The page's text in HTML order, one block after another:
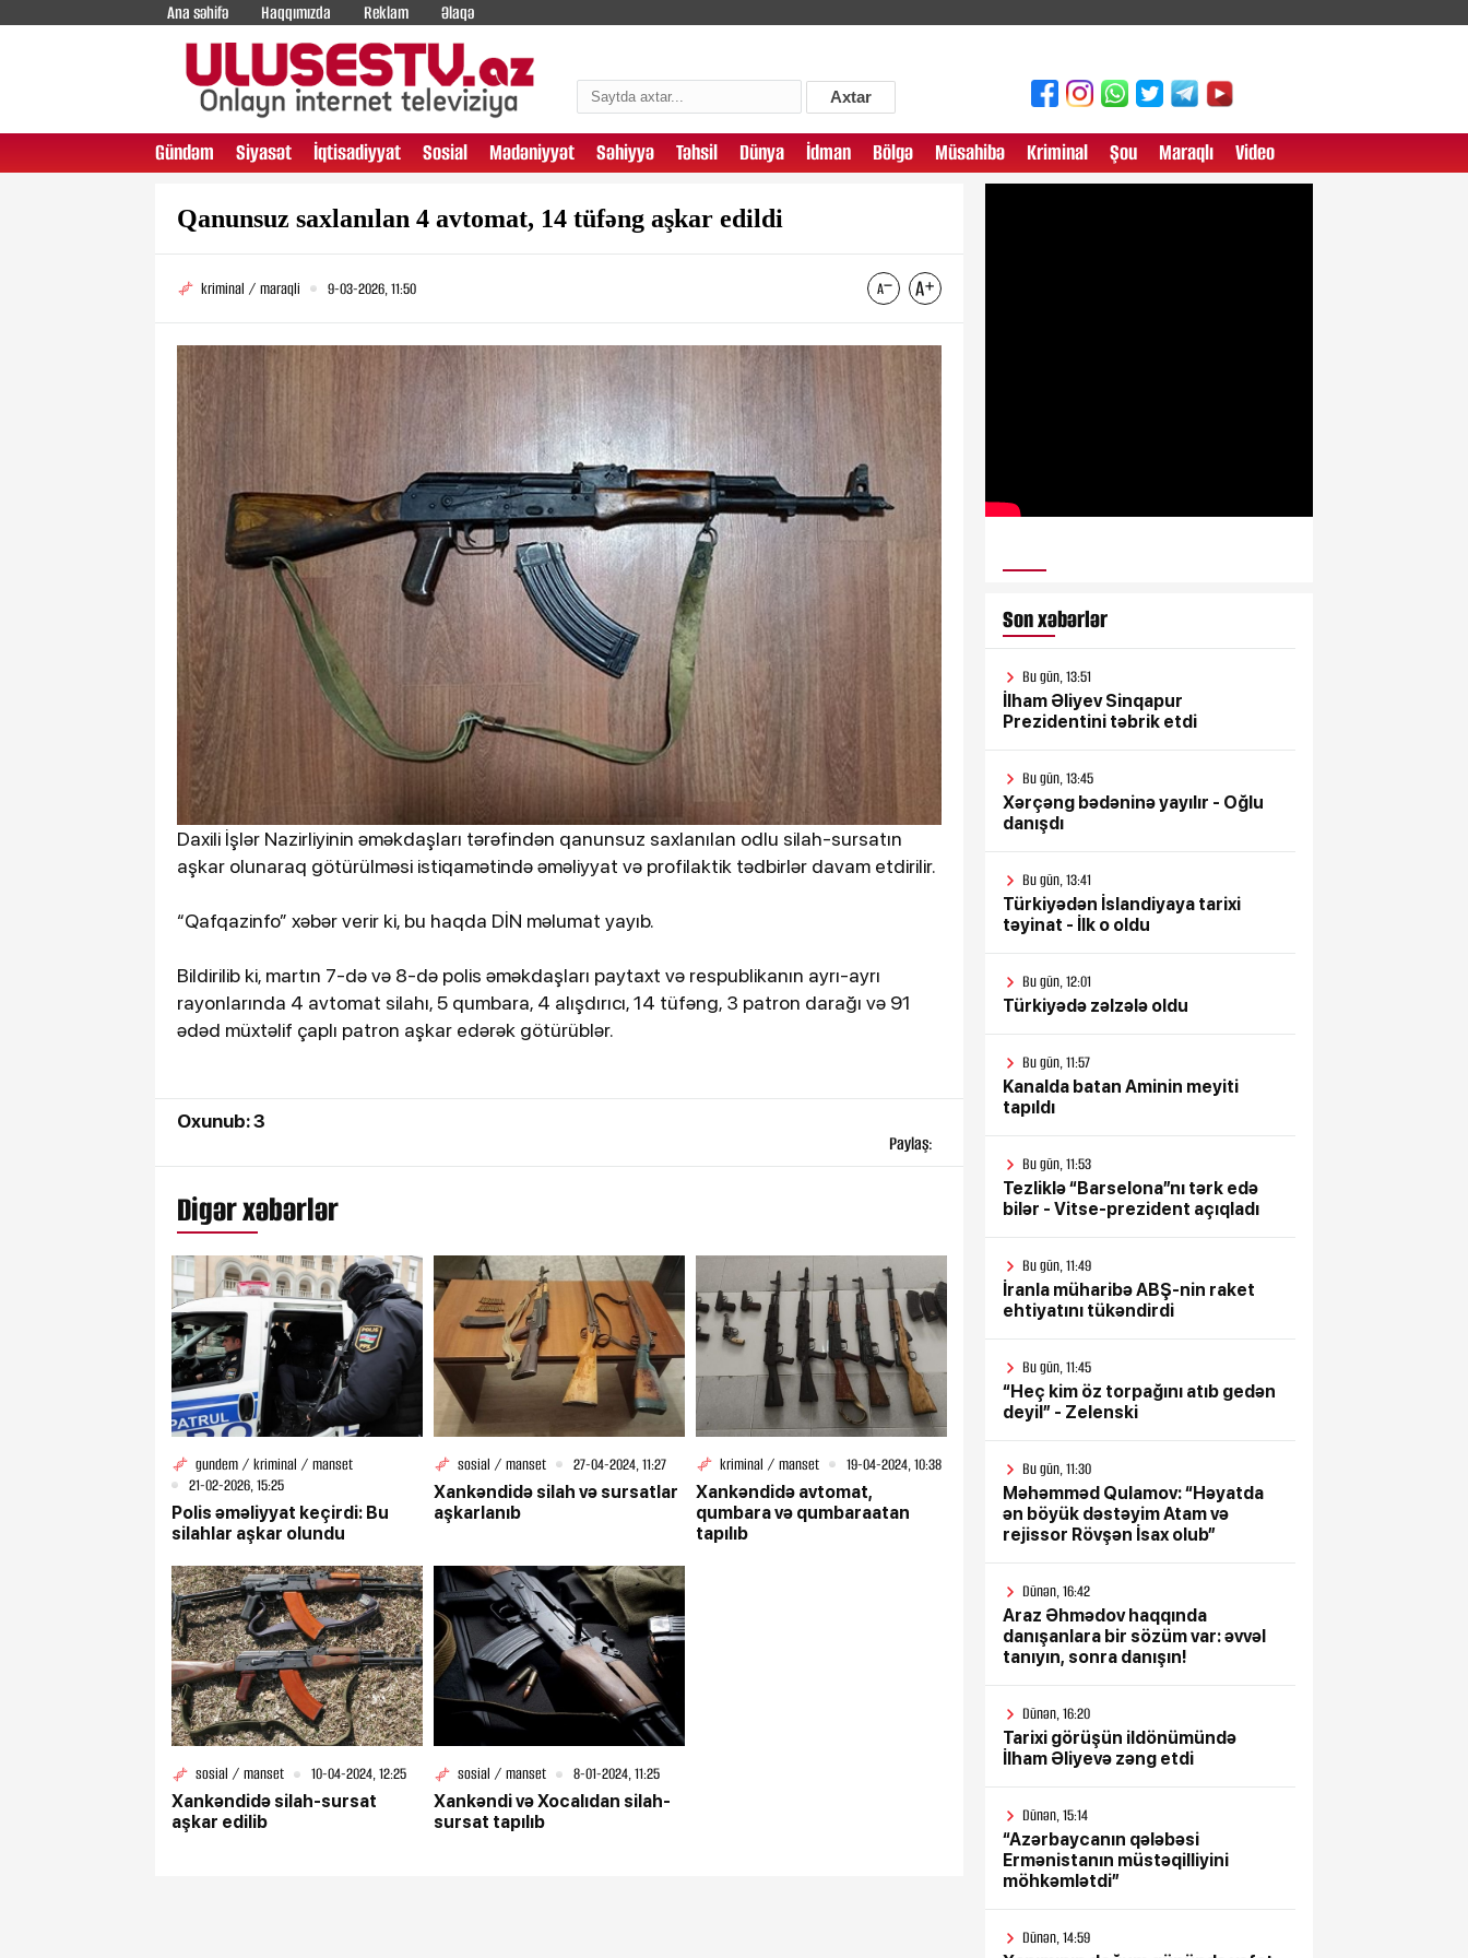
Ana səhifə Haqqımızda Reklam Əlaqə
Axtar
Gündəm Siyasət İqtisadiyyat Sosial Mədəniyyət Səhiyyə Təhsil Dünya İdman Bölgə Müsahibə Kriminal Şou Maraqlı Video
Qanunsuz saxlanılan 4 avtomat, 14 tüfəng aşkar edildi
kriminal / maraqli 9-03-2026, 11:50
Daxili İşlər Nazirliyinin əməkdaşları tərəfindən qanunsuz saxlanılan odlu silah-sursatın
aşkar olunaraq götürülməsi istiqamətində əməliyyat və profilaktik tədbirlər davam etdirilir.
“Qafqazinfo” xəbər verir ki, bu haqda DİN məlumat yayıb.
Bildirilib ki, martın 7-də və 8-də polis əməkdaşları paytaxt və respublikanın ayrı-ayrı
rayonlarında 4 avtomat silahı, 5 qumbara, 4 alışdırıcı, 14 tüfəng, 3 patron darağı və 91
ədəd müxtəlif çaplı patron aşkar edərək götürüblər.
Oxunub: 3
Paylaş:
Digər xəbərlər
gundem / kriminal / manset
21-02-2026, 15:25
Polis əməliyyat keçirdi: Bu
silahlar aşkar olundu
sosial / manset
27-04-2024, 11:27
Xankəndidə silah və sursatlar
aşkarlanıb
kriminal / manset
19-04-2024, 10:38
Xankəndidə avtomat,
qumbara və qumbaraatan
tapılıb
sosial / manset
10-04-2024, 12:25
Xankəndidə silah-sursat
aşkar edilib
sosial / manset
8-01-2024, 11:25
Xankəndi və Xocalıdan silah-
sursat tapılıb
Son xəbərlər
Bu gün, 13:51
İlham Əliyev Sinqapur
Prezidentini təbrik etdi
Bu gün, 13:45
Xərçəng bədəninə yayılır - Oğlu
danışdı
Bu gün, 13:41
Türkiyədən İslandiyaya tarixi
təyinat - İlk o oldu
Bu gün, 12:01
Türkiyədə zəlzələ oldu
Bu gün, 11:57
Kanalda batan Aminin meyiti
tapıldı
Bu gün, 11:53
Tezliklə “Barselona”nı tərk edə
bilər - Vitse-prezident açıqladı
Bu gün, 11:49
İranla müharibə ABŞ-nin raket
ehtiyatını tükəndirdi
Bu gün, 11:45
“Heç kim öz torpağını atıb gedən
deyil” - Zelenski
Bu gün, 11:30
Məhəmməd Qulamov: “Həyatda
ən böyük dəstəyim Atam və
rejissor Rövşən İsax olub”
Dünən, 16:42
Araz Əhmədov haqqında
danışanlara bir sözüm var: əvvəl
tanıyın, sonra danışın!
Dünən, 16:20
Tarixi görüşün ildönümündə
İlham Əliyevə zəng etdi
Dünən, 15:14
“Azərbaycanın qələbəsi
Ermənistanın müstəqilliyini
möhkəmlətdi”
Dünən, 14:59